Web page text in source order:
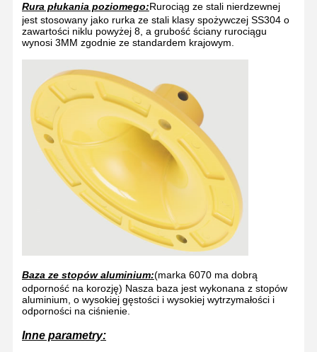
Rura płukania poziomego:Rurociąg ze stali nierdzewnej
jest stosowany jako rurka ze stali klasy spożywczej SS304 o
zawartości niklu powyżej 8, a grubość ściany rurociągu
wynosi 3MM zgodnie ze standardem krajowym.
Baza ze stopów aluminium:(marka 6070 ma dobrą
odporność na korozję) Nasza baza jest wykonana z stopów
aluminium, o wysokiej gęstości i wysokiej wytrzymałości i
odporności na ciśnienie.
Inne parametry: